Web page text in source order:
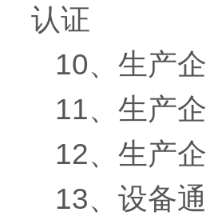
认证
10、生产
11、生产
12、生产
13、设备